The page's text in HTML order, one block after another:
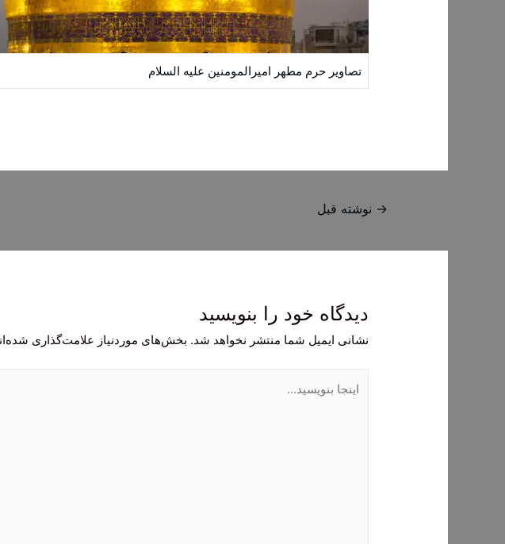
تصاویر حرم مطهر امیرالمومنین علیه السلام
راهبری
→ نوشته قبل
دیدگاه‌ خود را بنویسید
نشانی ایمیل شما منتشر نخواهد شد. بخش‌های موردنیاز علامت‌گذاری
بنویسید…